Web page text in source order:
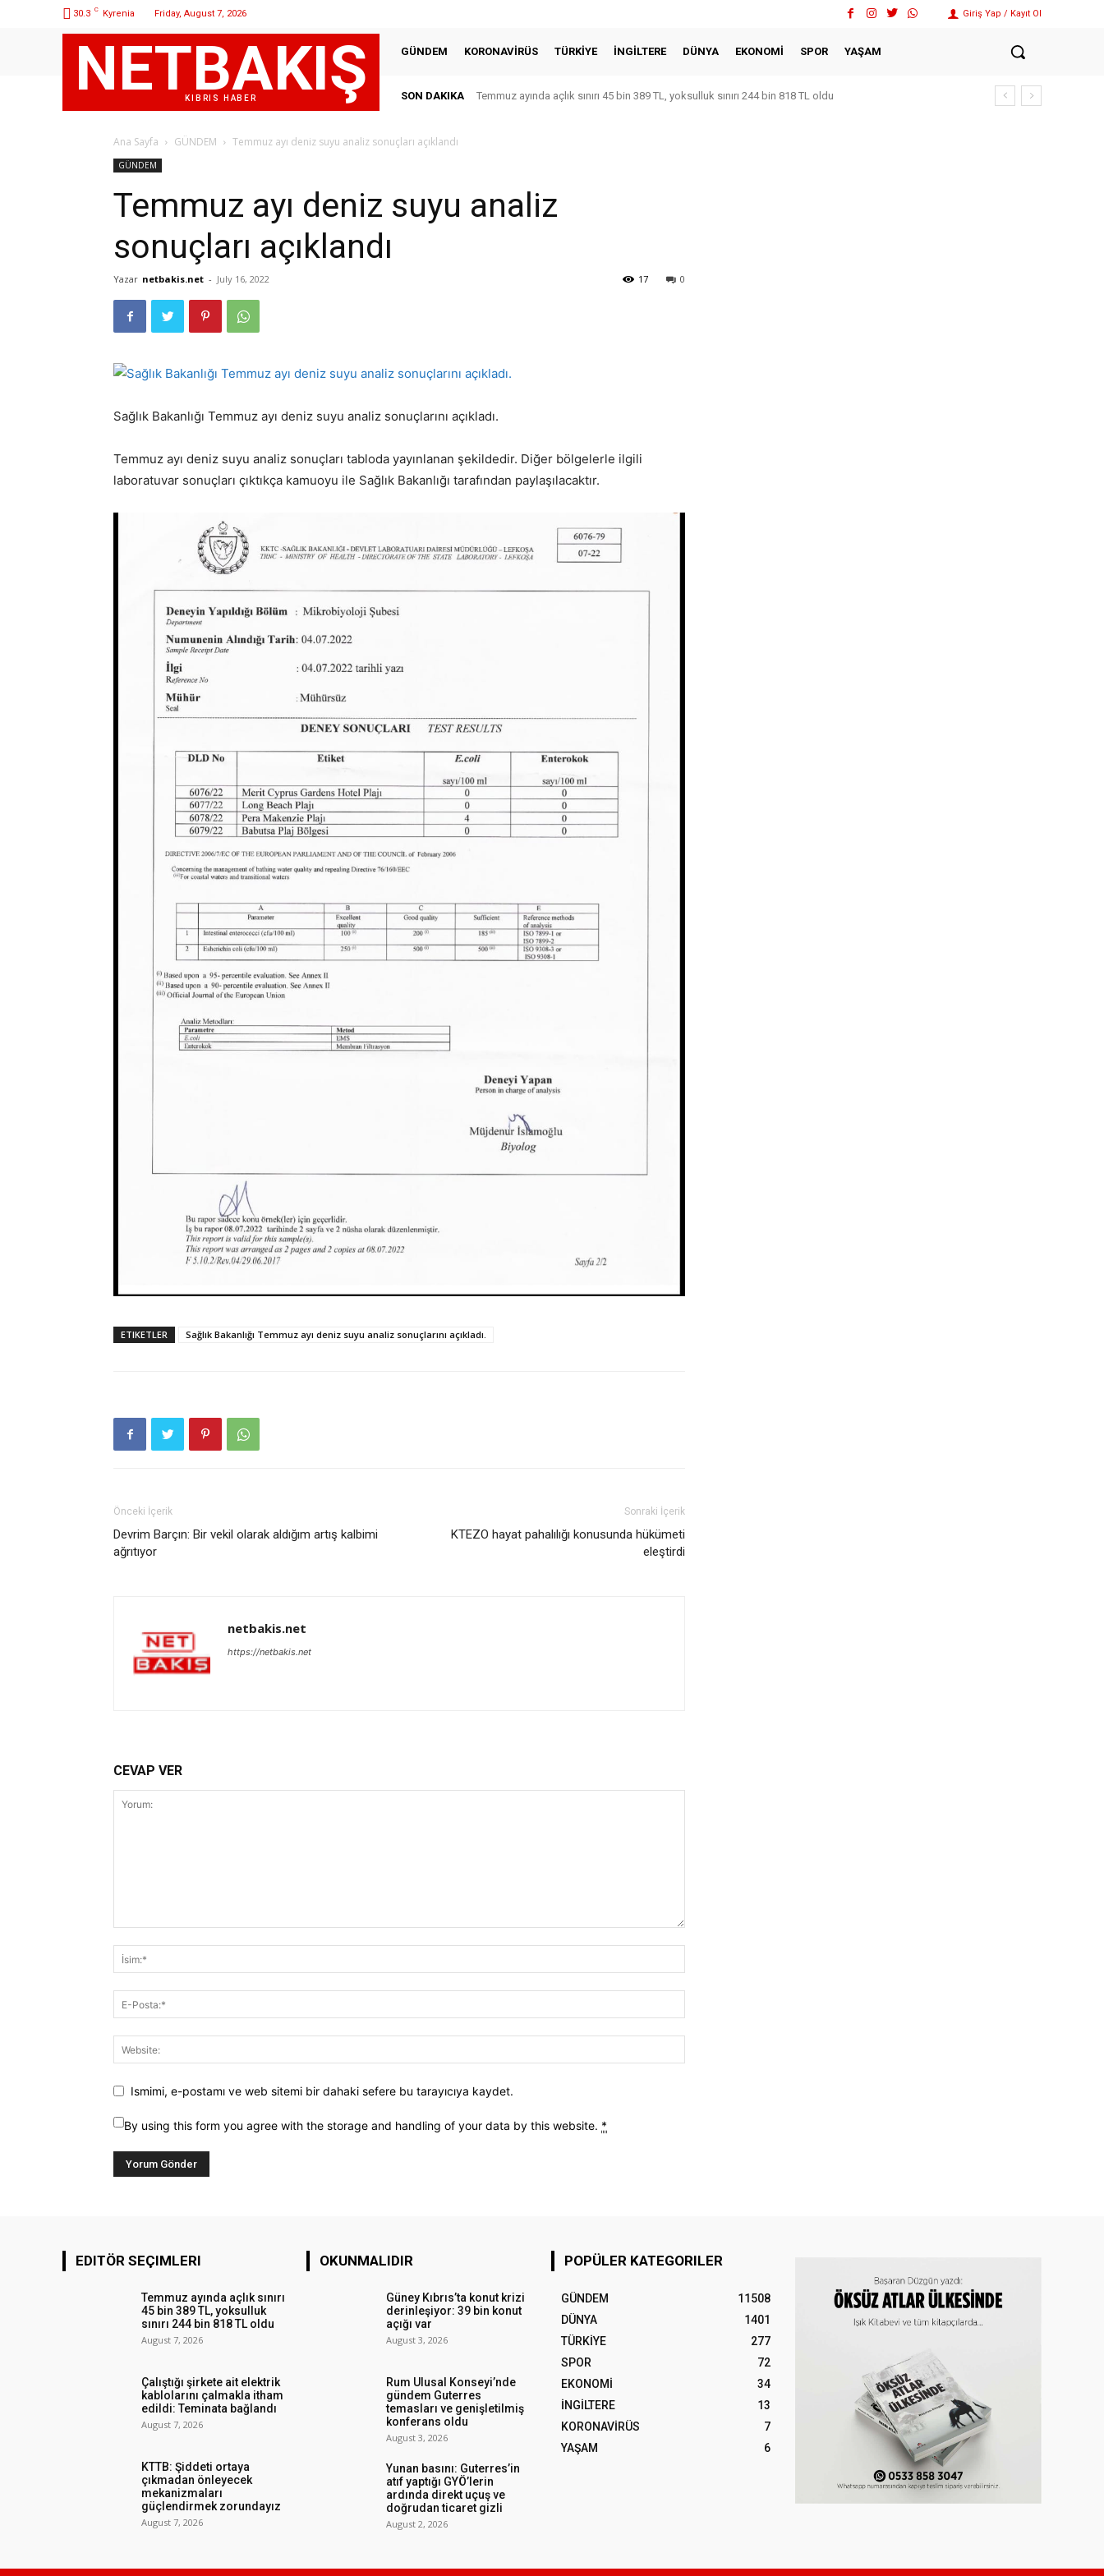
30.3 C Kyrenia Friday, August 7, 2026 Giriş Yap / Kayıt Ol
NETBAKIŞ
KIBRIS HABER
GÜNDEM KORONAVİRÜS TÜRKİYE İNGİLTERE DÜNYA EKONOMİ SPOR YAŞAM
SON DAKIKA Temmuz ayında açlık sınırı 45 bin 389 TL, yoksulluk sınırı 244 bin 818 TL oldu
Ana Sayfa GÜNDEM Temmuz ayı deniz suyu analiz sonuçları açıklandı
GÜNDEM
Temmuz ayı deniz suyu analiz
sonuçları açıklandı
Yazar netbakis.net - July 16, 2022 0
17
Sağlık Bakanlığı Temmuz ayı deniz suyu analiz sonuçlarını açıkladı.
Temmuz ayı deniz suyu analiz sonuçları tabloda yayınlanan şekildedir. Diğer bölgelerle ilgili
laboratuvar sonuçları çıktıkça kamuoyu ile Sağlık Bakanlığı tarafından paylaşılacaktır.
ETIKETLER Sağlık Bakanlığı Temmuz ayı deniz suyu analiz sonuçlarını açıkladı.
Önceki İçerik
Devrim Barçın: Bir vekil olarak aldığım artış kalbimi
ağrıtıyor
Sonraki İçerik
KTEZO hayat pahalılığı konusunda hükümeti
eleştirdi
netbakis.net
https://netbakis.net
CEVAP VER
Ismimi, e-postamı ve web sitemi bir dahaki sefere bu tarayıcıya kaydet.
By using this form you agree with the storage and handling of your data by this website. *
EDITÖR SEÇIMLERI
Temmuz ayında açlık sınırı
45 bin 389 TL, yoksulluk
sınırı 244 bin 818 TL oldu
August 7, 2026
Çalıştığı şirkete ait elektrik
kablolarını çalmakla itham
edildi: Teminata bağlandı
August 7, 2026
KTTB: Şiddeti ortaya
çıkmadan önleyecek
mekanizmaları
güçlendirmek zorundayız
August 7, 2026
OKUNMALIDIR
Güney Kıbrıs’ta konut krizi
derinleşiyor: 39 bin konut
açığı var
August 3, 2026
Rum Ulusal Konseyi’nde
gündem Guterres
temasları ve genişletilmiş
konferans oldu
August 3, 2026
Yunan basını: Guterres’in
atıf yaptığı GYÖ’lerin
ardında direkt uçuş ve
doğrudan ticaret gizli
August 2, 2026
POPÜLER KATEGORILER
GÜNDEM
11508
DÜNYA
1401
TÜRKİYE
277
SPOR
72
EKONOMİ
34
İNGİLTERE
13
KORONAVİRÜS
7
YAŞAM
6